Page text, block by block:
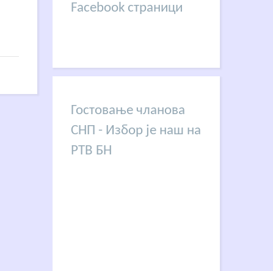
Facebook страници
Гостовање чланова
СНП - Избор је наш на
РТВ БН